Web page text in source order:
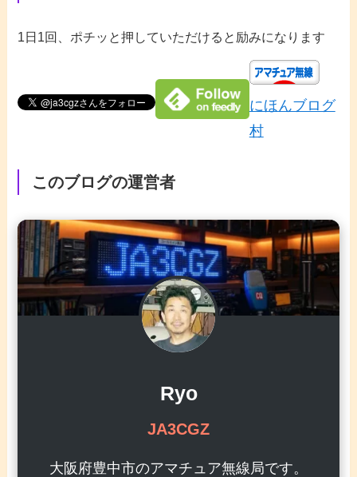
1日1回、ポチッと押していただけると励みになります
にほんブログ
村
このブログの運営者
Ryo
JA3CGZ
大阪府豊中市のアマチュア無線局です。